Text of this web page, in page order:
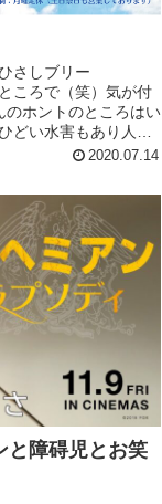
さしブリー
ころで（笑）気が付
のホントのところはい
どい水害もあり人々
2020.07.14
と障碍児とお笑